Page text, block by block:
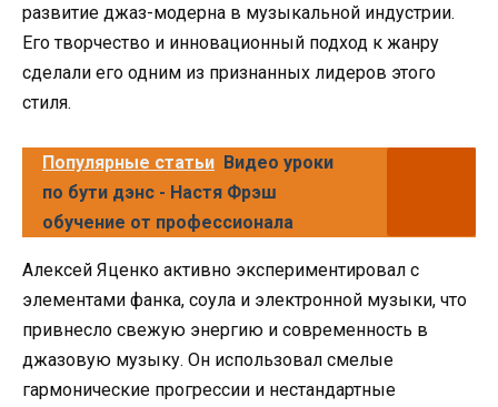
развитие джаз-модерна в музыкальной индустрии.
Его творчество и инновационный подход к жанру
сделали его одним из признанных лидеров этого
стиля.
Популярные статьи Видео уроки
по бути дэнс - Настя Фрэш
обучение от профессионала
Алексей Яценко активно экспериментировал с
элементами фанка, соула и электронной музыки, что
привнесло свежую энергию и современность в
джазовую музыку. Он использовал смелые
гармонические прогрессии и нестандартные